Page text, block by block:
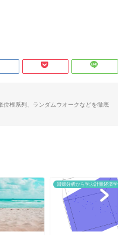
位根系列、ランダムウオークなどを徹底
帰分析から学ぶ計量経済学 統計学・計